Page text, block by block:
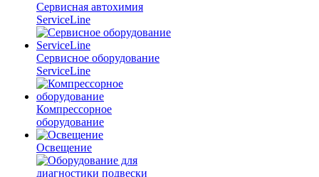
Сервисная автохимия
ServiceLine
Сервисное оборудование
ServiceLine
Компрессорное
оборудование
Освещение